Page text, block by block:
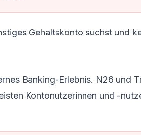
Gehaltskonto suchst und
Banking-Erlebnis. N26 und
Kontonutzerinnen und -